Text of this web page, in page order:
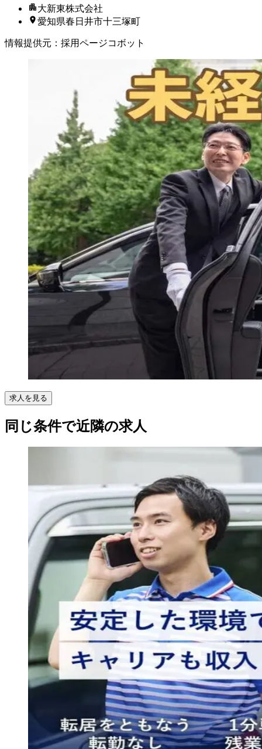
大新東株式会社
愛知県春日井市十三塚町
情報提供元 ： 採用ページコボット
求人を見る
同じ条件で近隣の求人